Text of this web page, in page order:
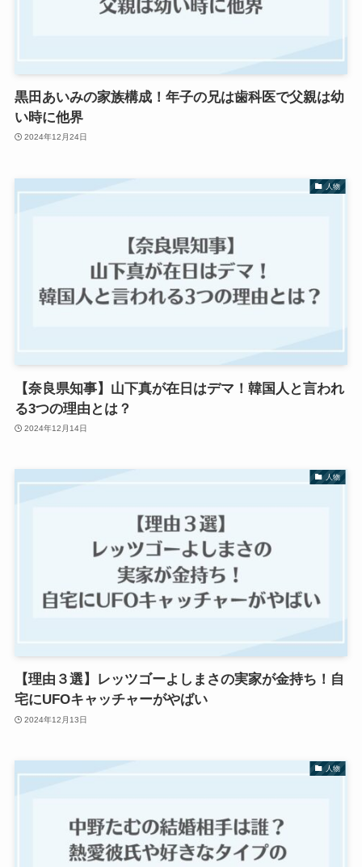
黒田あいみの家族構成！年子の兄は歯科医で父親は幼
い時に他界
2024年12月24日
人物
【奈良県知事】山下真が在日はデマ！韓国人と言われ
る3つの理由とは？
2024年12月14日
人物
【理由３選】レッツゴーよしまさの実家が金持ち！自
宅にUFOキャッチャーがやばい
2024年12月13日
人物